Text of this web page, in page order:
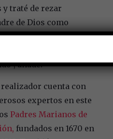
y traté de rezar
de Dios como
Comencé a
añade.
cuenta con
expertos en este
Padres Marianos de
fundados en 1670 en